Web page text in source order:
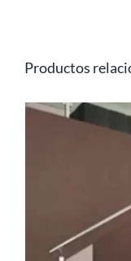
Productos